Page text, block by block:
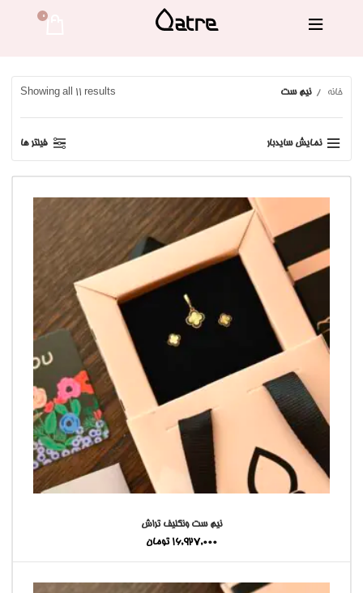
0
خانه نیم ست Showing all 11 results
نمایش سایدبار فیلتر ها
نیم ست ونکلیف تراش
16,927,000 تومان